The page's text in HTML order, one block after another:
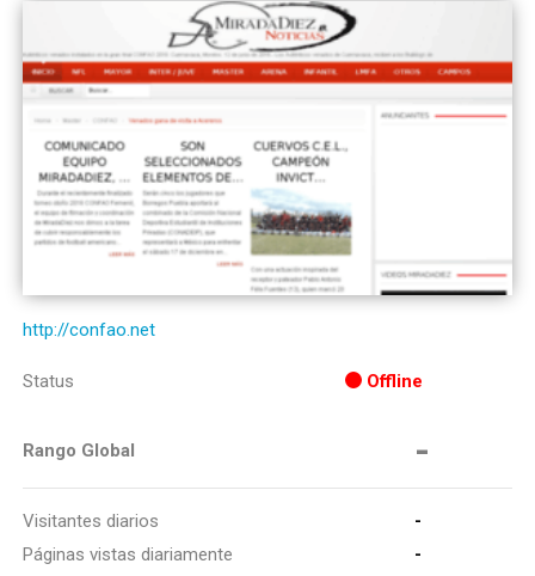
http://confao.net
Status Offline
Rango Global -
Visitantes diarios
-
Páginas vistas diariamente
-